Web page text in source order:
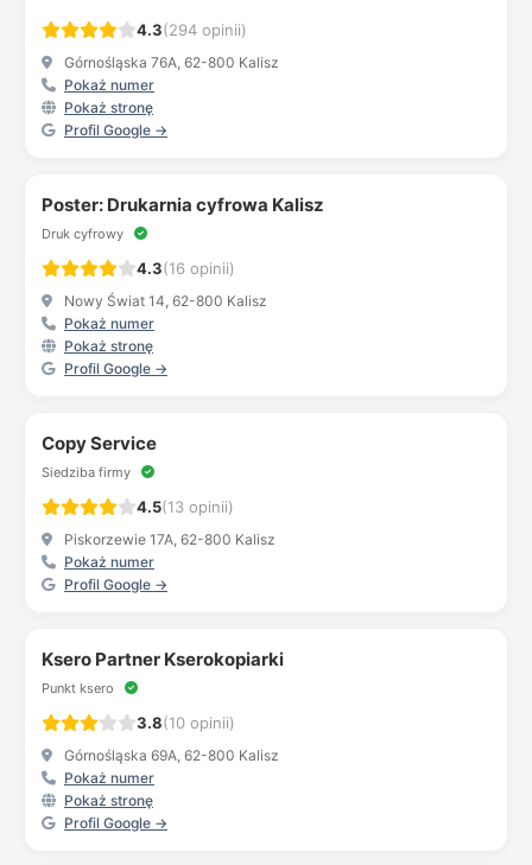
4.3(294 opinii)
Górnośląska 76A, 62-800 Kalisz
Pokaż numer
Pokaż stronę
Profil Google →
Poster: Drukarnia cyfrowa Kalisz
Druk cyfrowy
4.3(16 opinii)
Nowy Świat 14, 62-800 Kalisz
Pokaż numer
Pokaż stronę
Profil Google →
Copy Service
Siedziba firmy
4.5(13 opinii)
Piskorzewie 17A, 62-800 Kalisz
Pokaż numer
Profil Google →
Ksero Partner Kserokopiarki
Punkt ksero
3.8(10 opinii)
Górnośląska 69A, 62-800 Kalisz
Pokaż numer
Pokaż stronę
Profil Google →